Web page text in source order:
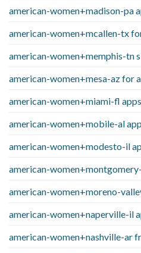
american-women+madison-pa
american-women+mcallen-tx
american-women+memphis-tn
american-women+mesa-az for
american-women+miami-fl
american-women+mobile-al
american-women+modesto-il
american-
american-women+moreno-
american-women+naperville-il
american-women+nashville-ar